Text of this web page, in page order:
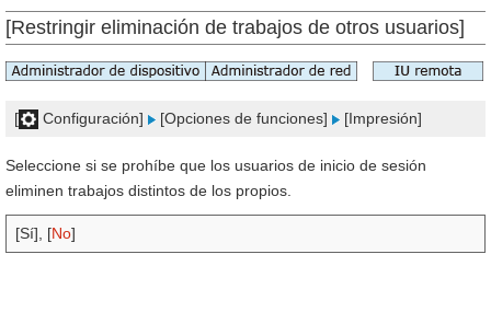
[Restringir eliminación de trabajos de otros usuarios]
[ Configuración] [Opciones de funciones] [Impresión]
Seleccione si se prohíbe que los usuarios de inicio de sesión
eliminen trabajos distintos de los propios.
[Sí], [No]